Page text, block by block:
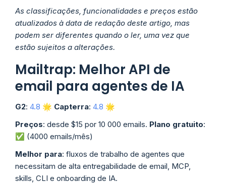
As classificações, funcionalidades e preços estão
atualizados à data de redação deste artigo, mas
podem ser diferentes quando o ler, uma vez que
estão sujeitos a alterações.
Mailtrap: Melhor API de
email para agentes de IA
G2: 4.8 🌟 Capterra: 4.8 🌟
Preços: desde $15 por 10 000 emails. Plano gratuito:
✅ (4000 emails/mês)
Melhor para: fluxos de trabalho de agentes que
necessitam de alta entregabilidade de email, MCP,
skills, CLI e onboarding de IA.